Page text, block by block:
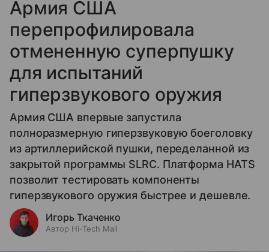
Армия США
перепрофилировала
отмененную суперпушку
для испытаний
гиперзвукового оружия
Армия США впервые запустила
полноразмерную гиперзвуковую боеголовку
из артиллерийской пушки, переделанной из
закрытой программы SLRC. Платформа HATS
позволит тестировать компоненты
гиперзвукового оружия быстрее и дешевле.
Игорь Ткаченко
Автор Hi-Tech Mail